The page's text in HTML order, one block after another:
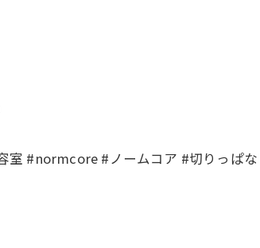
#normcore #ノームコア #切りっぱ